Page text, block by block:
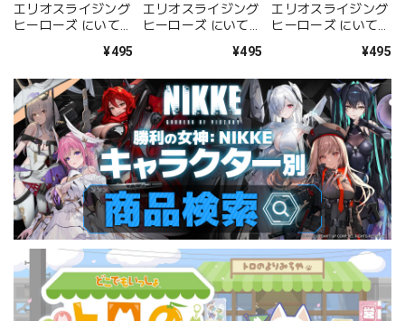
エリオスライジング
ヒーローズ にいてん
エストセクター¥495
エリオスライジング
ヒーローズ にいてん
¥495
エリオスライジング
ヒーローズ にいてん
¥495